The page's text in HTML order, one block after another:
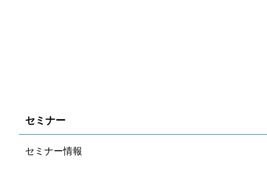
セミナー
セミナー情報